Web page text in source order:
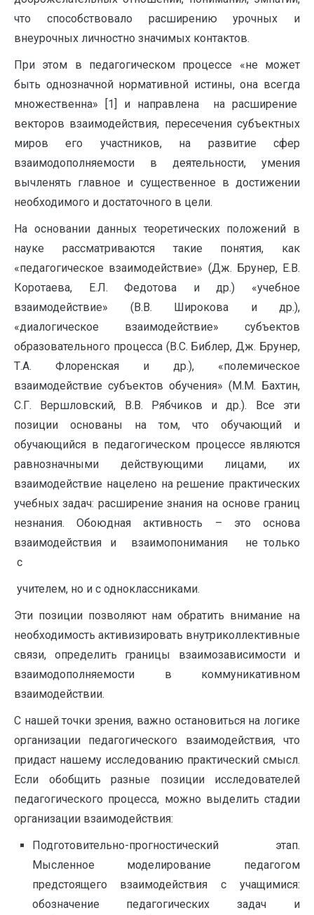
что способствовало расширению урочных и
внеурочных личностно значимых контактов.
При этом в педагогическом процессе «не может
быть однозначной нормативной истины, она всегда
множественна» [1] и направлена на расширение
векторов взаимодействия, пересечения субъектных
миров его участников, на развитие сфер
взаимодополняемости в деятельности, умения
вычленять главное и существенное в достижении
необходимого и достаточного в цели.
На основании данных теоретических положений в
науке рассматриваются такие понятия, как
«педагогическое взаимодействие» (Дж. Брунер, Е.В.
Коротаева, Е.Л. Федотова и др.) «учебное
взаимодействие» (В.В. Широкова и др.),
«диалогическое взаимодействие» субъектов
образовательного процесса (В.С. Библер, Дж. Брунер,
Т.А. Флоренская и др.), «полемическое
взаимодействие субъектов обучения» (М.М. Бахтин,
С.Г. Вершловский, В.В. Рябчиков и др.). Все эти
позиции основаны на том, что обучающий и
обучающийся в педагогическом процессе являются
равнозначными действующими лицами, их
взаимодействие нацелено на решение практических
учебных задач: расширение знания на основе границ
незнания. Обоюдная активность – это основа
взаимодействия и взаимопонимания не только
с
учителем, но и с одноклассниками.
Эти позиции позволяют нам обратить внимание на
необходимость активизировать внутриколлективные
связи, определить границы взаимозависимости и
взаимодополняемости в коммуникативном
взаимодействии.
С нашей точки зрения, важно остановиться на логике
организации педагогического взаимодействия, что
придаст нашему исследованию практический смысл.
Если обобщить разные позиции исследователей
педагогического процесса, можно выделить стадии
организации взаимодействия:
Подготовительно-прогностический этап.
Мысленное моделирование педагогом
предстоящего взаимодействия с учащимися:
обозначение педагогических задач и